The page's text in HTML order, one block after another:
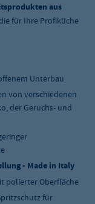
aus
für Ihre Profiküche
Unterbau
von verschiedenen
der Geruchs- und
- Made in Italy
polierter Oberfläche
für